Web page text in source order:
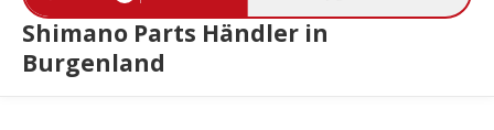
Shimano Parts Händler in
Burgenland